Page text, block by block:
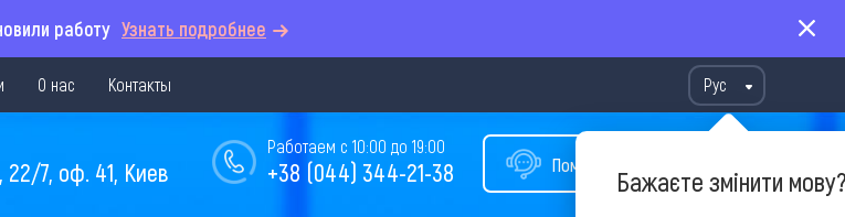
работу Узнать подробнее
О нас Контакты Рус
Бажаєте змінити
Помощь в подборе тура
Работаем с 10:00 до 19:00
+38 (044) 344-21-38
22/7, оф. 41, Киев